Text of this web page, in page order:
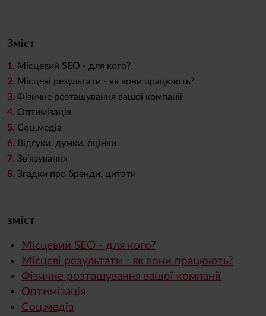
Зміст
1. Місцевий SEO - для кого?
2. Місцеві результати - як вони працюють?
3. Фізичне розташування вашої компанії
4. Оптимізація
5. Соц.медіа
6. Відгуки, думки, оцінки
7. Зв’язування
8. Згадки про бренди, цитати
зміст
Місцевий SEO - для кого?
Місцеві результати - як вони працюють?
Фізичне розташування вашої компанії
Оптимізація
Соц.медіа